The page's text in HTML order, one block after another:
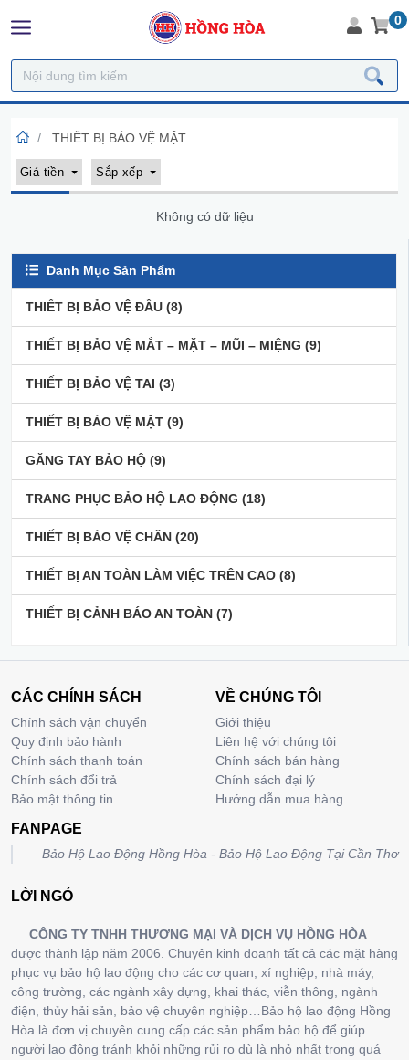
0
Danh Mục Sản Phẩm
THIẾT BỊ BẢO VỆ ĐẦU (8)
THIẾT BỊ BẢO VỆ MẮT – MẶT – MŨI – MIỆNG (9)
THIẾT BỊ BẢO VỆ TAI (3)
THIẾT BỊ BẢO VỆ MẶT (9)
GĂNG TAY BẢO HỘ (9)
TRANG PHỤC BẢO HỘ LAO ĐỘNG (18)
THIẾT BỊ BẢO VỆ CHÂN (20)
THIẾT BỊ AN TOÀN LÀM VIỆC TRÊN CAO (8)
THIẾT BỊ CẢNH BÁO AN TOÀN (7)
THIẾT BỊ BẢO VỆ MẶT
Giá tiền Sắp xếp
Không có dữ liệu
CÁC CHÍNH SÁCH
Chính sách vận chuyển
Quy định bảo hành
Chính sách thanh toán
Chính sách đổi trả
Bảo mật thông tin
VỀ CHÚNG TÔI
Giới thiệu
Liên hệ với chúng tôi
Chính sách bán hàng
Chính sách đại lý
Hướng dẫn mua hàng
FANPAGE
Bảo Hộ Lao Động Hồng Hòa - Bảo Hộ Lao Động Tại Cần Thơ
LỜI NGỎ
CÔNG TY TNHH THƯƠNG MẠI VÀ DỊCH VỤ HỒNG HÒA
được thành lập năm 2006. Chuyên kinh doanh tất cả các mặt hàng
phục vụ bảo hộ lao động cho các cơ quan, xí nghiệp, nhà máy,
công trường, các ngành xây dựng, khai thác, viễn thông, ngành
điện, thủy hải sản, bảo vệ chuyên nghiệp…Bảo hộ lao động Hồng
Hòa là đơn vị chuyên cung cấp các sản phẩm bảo hộ để giúp
người lao động tránh khỏi những rủi ro dù là nhỏ nhất trong quá